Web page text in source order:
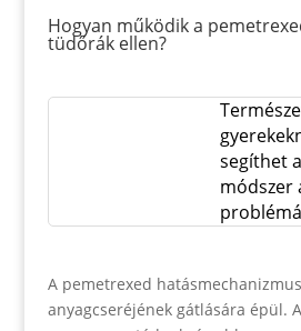
Hogyan működik a
tüdőrák ellen?
segíthet
módszer
A pemetrexed
anyagcseréjének gátlására épül.